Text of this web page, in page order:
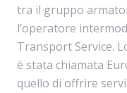
tra il gruppo
l’operatore
Transport Service.
è stata chiamata
quello di offrire